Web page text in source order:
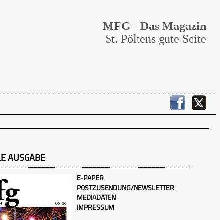
MFG - Das Magazin
St. Pöltens gute Seite
AUSGABE
E-PAPER
POSTZUSENDUNG/NEWSLETTER
MEDIADATEN
IMPRESSUM